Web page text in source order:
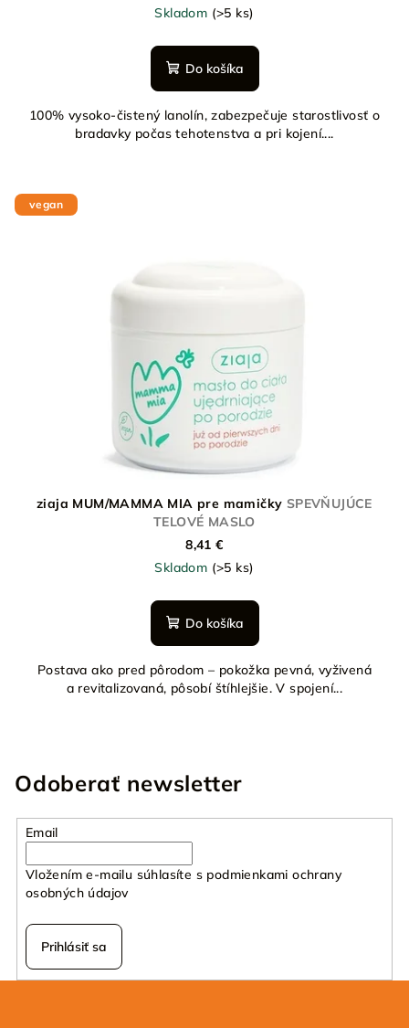
Skladom (>5 ks)
Do košíka
100% vysoko-čistený lanolín, zabezpečuje starostlivosť o
bradavky počas tehotenstva a pri kojení....
vegan
ziaja MUM/MAMMA MIA pre mamičky SPEVŇUJÚCE
TELOVÉ MASLO
8,41 €
Skladom (>5 ks)
Do košíka
Postava ako pred pôrodom – pokožka pevná, vyživená
a revitalizovaná, pôsobí štíhlejšie. V spojení...
Odoberať newsletter
Email
Vložením e-mailu súhlasíte s podmienkami ochrany
osobných údajov
Prihlásiť sa